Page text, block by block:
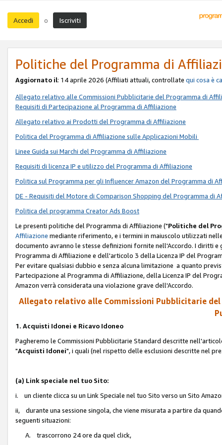
Accedi o Iscriviti
Politiche del Programma di
Aggiornato il: 14 aprile 2026 (Affiliati attuali, controllate qui cosa è
Allegato relativo alle Commissioni Pubblicitarie del Programma di
Requisiti di Partecipazione al Programma di Affiliazione
Allegato relativo ai Prodotti del Programma di Affiliazione
Politica del Programma di Affiliazione sulle Applicazioni Mobili
Linee Guida sui Marchi del Programma di Affiliazione
Requisiti di licenza IP e utilizzo del Programma di Affiliazione
Politica sul Programma per gli Influencer Amazon del Programma di
DE - Requisiti del Motore di Comparison Shopping del Programma di
Politica del programma Creator Ads Boost
Le presenti politiche del Programma di Affiliazione ("Politiche del
Affiliazione mediante riferimento, e i termini in maiuscolo utilizzati
documento avranno le stesse definizioni fornite nell'Accordo. I diritti
Programma di Affiliazione e dell'articolo 3 della Licenza IP del
Per evitare qualsiasi dubbio e senza alcuna limitazione a quanto
Partecipazione al Programma di Affiliazione, della Licenza IP del
Amazon verrà considerata una violazione grave dell'Accordo.
Allegato relativo alle Commissioni Pubblicitarie
1. Acquisti Idonei e Ricavo Idoneo
Pagheremo le Commissioni Pubblicitarie Standard descritte
"Acquisti Idonei", i quali (nel rispetto delle esclusioni descritte nel
(a) Link speciale nel tuo Sito:
i. un cliente clicca su un Link Speciale nel tuo Sito verso un Sito
ii, durante una sessione singola, che viene misurata a partire da
seguenti situazioni:
A. trascorrono 24 ore da quel click,